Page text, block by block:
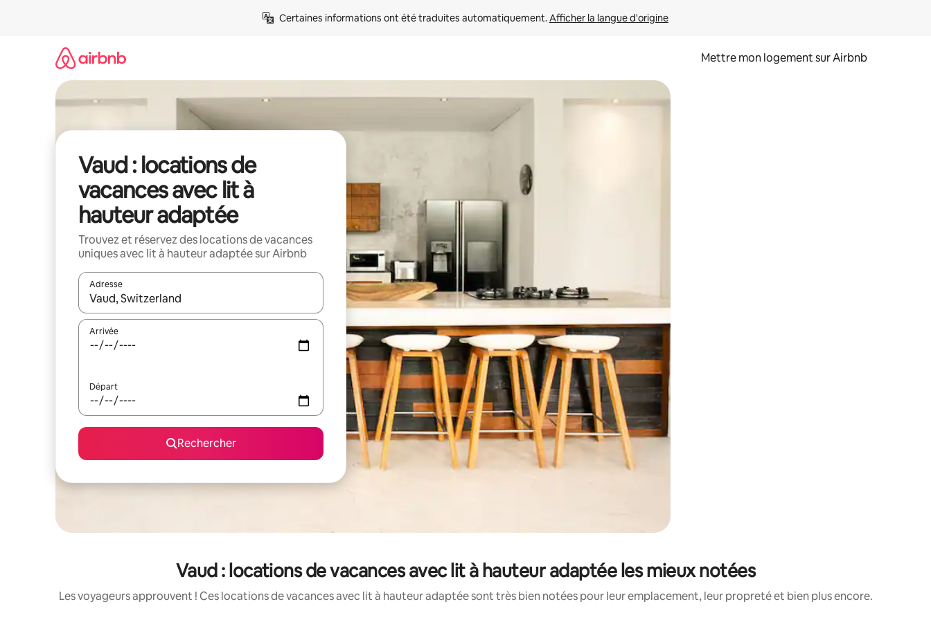
Certaines informations ont été traduites automatiquement. Afficher la langue d'origine
Mettre mon logement sur Airbnb
Vaud : locations de
vacances avec lit à
hauteur adaptée
Trouvez et réservez des locations de vacances
uniques avec lit à hauteur adaptée sur Airbnb
Adresse
Lorsque les résultats s'affichent, utilisez les flèches vers le haut et vers le bas pour les parcourir ou en appuyant et en faisant glisser.
Arrivée
Départ
Rechercher
Vaud : locations de vacances avec lit à hauteur adaptée les mieux notées
Les voyageurs approuvent ! Ces locations de vacances avec lit à hauteur adaptée sont très bien notées pour leur emplacement, leur propreté et bien plus encore.